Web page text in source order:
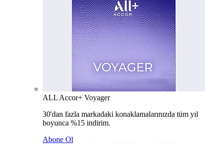
ALL Accor+ Voyager
30'dan fazla markadaki konaklamalarınızda tüm yıl
boyunca %15 indirim.
Abone Ol